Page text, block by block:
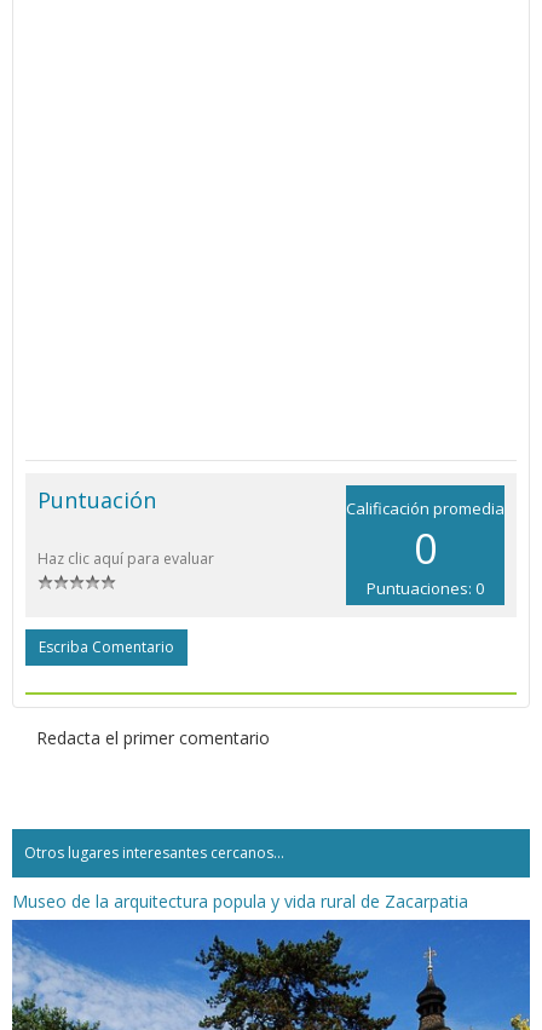
Calificación promedia
0
Puntuaciones: 0
Puntuación
Haz clic aquí para evaluar
Escriba Comentario
Redacta el primer comentario
Otros lugares interesantes cercanos...
Museo de la arquitectura popula y vida rural de Zacarpatia